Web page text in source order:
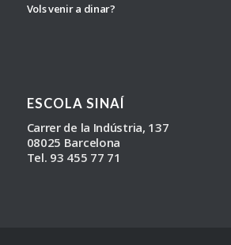
Vols venir a dinar?
ESCOLA SINAÍ
Carrer de la Indústria, 137
08025 Barcelona
Tel. 93 455 77 71